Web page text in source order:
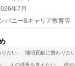
年7月
パニー&キャリア教育等
りたい 地域貢献に携わりた
人の成長を支えたい 穏や